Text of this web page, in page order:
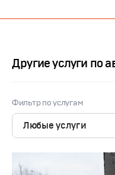
Другие услуги по
Фильтр по услугам
Любые услуги